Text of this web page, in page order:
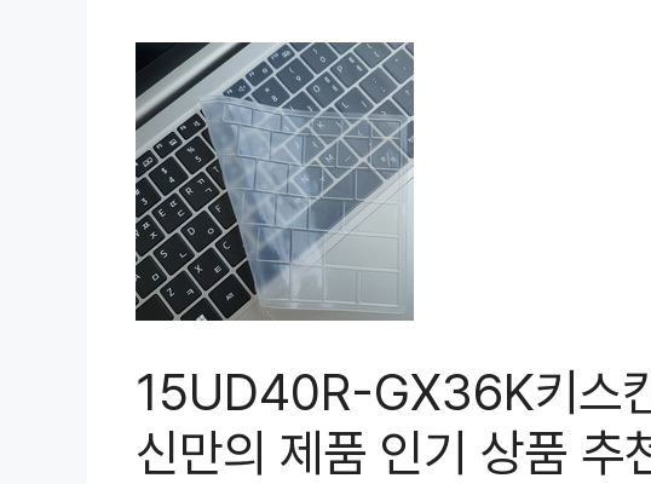
15UD40R-GX36K키스
신만의 제품 인기 상품